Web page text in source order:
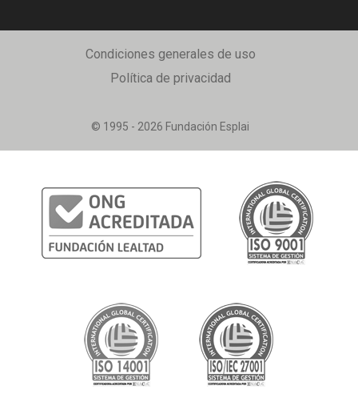
© 1995 - 2026 Fundación Esplai
Condiciones generales de uso
Política de privacidad